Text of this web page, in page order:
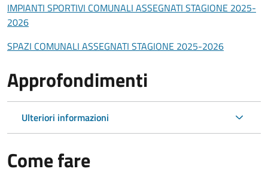
IMPIANTI SPORTIVI COMUNALI ASSEGNATI STAGIONE 2025-
2026
SPAZI COMUNALI ASSEGNATI STAGIONE 2025-2026
Approfondimenti
Ulteriori informazioni
Come fare